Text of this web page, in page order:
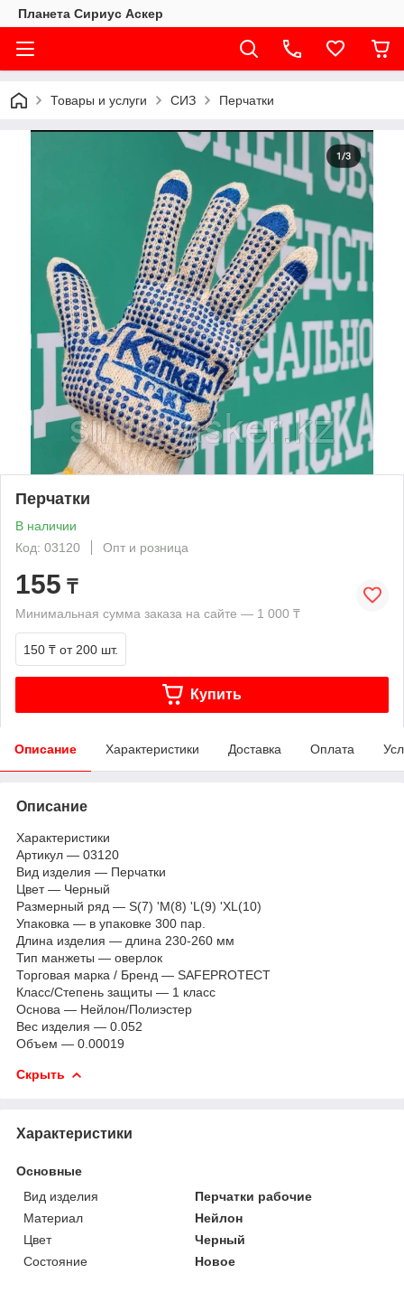
Планета Сириус Аскер
Товары и услуги СИЗ Перчатки
Перчатки
В наличии
Код: 03120
Опт и розница
155 ₸
Минимальная сумма заказа на сайте — 1 000 ₸
150 ₸ от 200 шт.
Купить
Описание Характеристики Доставка Оплата
Описание
Характеристики
Артикул — 03120
Вид изделия — Перчатки
Цвет — Черный
Размерный ряд — S(7) 'M(8) 'L(9) 'XL(10)
Упаковка — в упаковке 300 пар.
Длина изделия — длина 230-260 мм
Тип манжеты — оверлок
Торговая марка / Бренд — SAFEPROTECT
Класс/Степень защиты — 1 класс
Основа — Нейлон/Полиэстер
Вес изделия — 0.052
Объем — 0.00019
Скрыть
Характеристики
Основные
Вид изделия
Перчатки рабочие
Материал
Нейлон
Цвет
Черный
Состояние
Новое